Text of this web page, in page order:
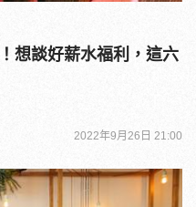
想談好薪水福利，這六
2022年9月26日 21:00